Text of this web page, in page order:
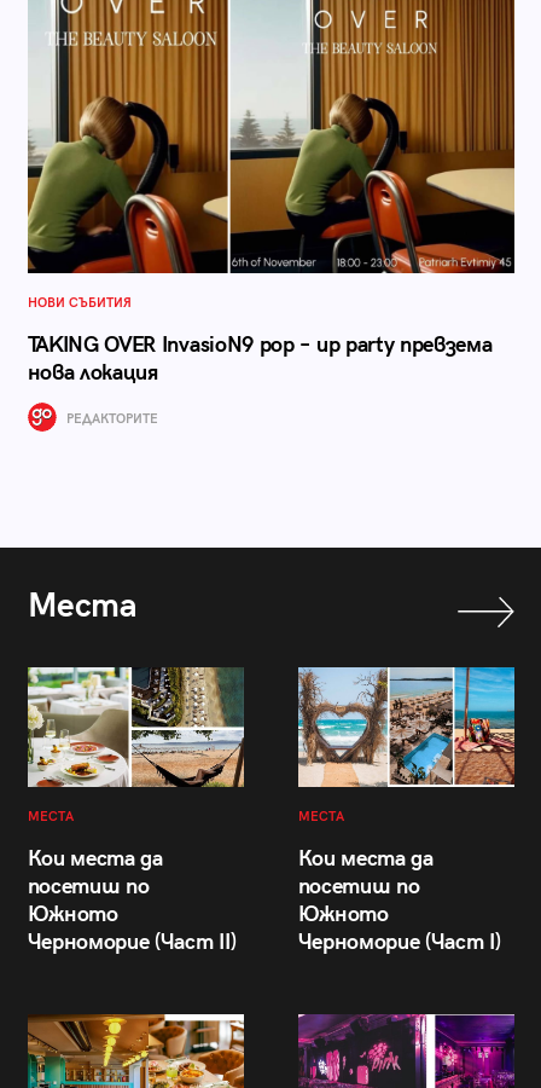
НОВИ СЪБИТИЯ
TAKING OVER InvasioN9 pop – up party превзема
нова локация
РЕДАКТОРИТЕ
Места
МЕСТА
Кои места да
посетиш по
Южното
Черноморие (Част II)
МЕСТА
Кои места да
посетиш по
Южното
Черноморие (Част I)